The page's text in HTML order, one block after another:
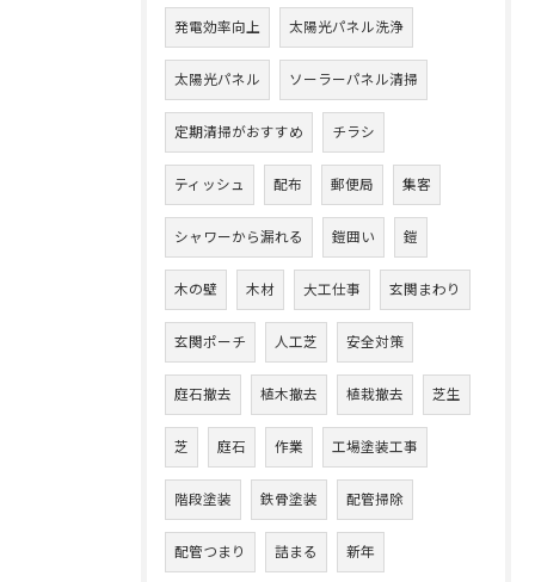
発電効率向上 太陽光パネル洗浄
太陽光パネル ソーラーパネル清掃
定期清掃がおすすめ チラシ
ティッシュ 配布 郵便局 集客
シャワーから漏れる 鎧囲い 鎧
木の壁 木材 大工仕事 玄関まわり
玄関ポーチ 人工芝 安全対策
庭石撤去 植木撤去 植栽撤去 芝生
芝 庭石 作業 工場塗装工事
階段塗装 鉄骨塗装 配管掃除
配管つまり 詰まる 新年